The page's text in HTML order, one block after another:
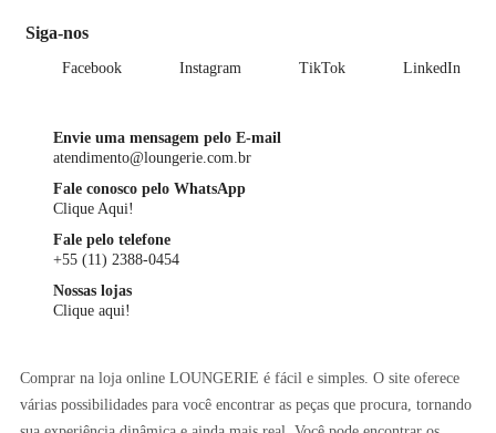
Siga-nos
Facebook Instagram TikTok LinkedIn
Envie uma mensagem pelo E-mail
atendimento@loungerie.com.br
Fale conosco pelo WhatsApp
Clique Aqui!
Fale pelo telefone
+55 (11) 2388-0454
Nossas lojas
Clique aqui!
Comprar na loja online LOUNGERIE é fácil e simples. O site oferece
várias possibilidades para você encontrar as peças que procura, tornando